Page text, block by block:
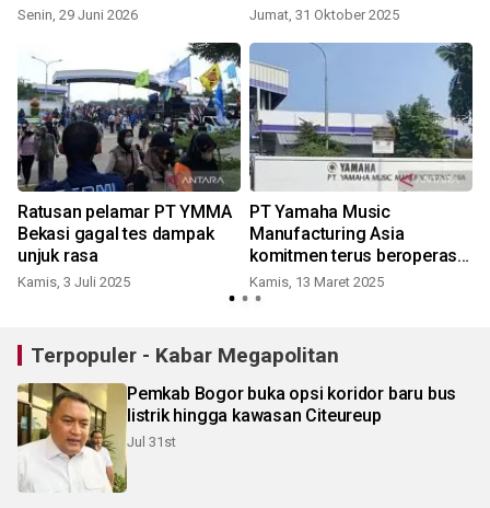
Senin, 29 Juni 2026 Jumat, 31 Oktober 2025
Ratusan pelamar PT YMMA
Bekasi gagal tes dampak
unjuk rasa
Kamis, 3 Juli 2025
PT Yamaha Music
Manufacturing Asia
komitmen terus beroperasi
secara profesional
Kamis, 13 Maret 2025
Terpopuler - Kabar Megapolitan
Pemkab Bogor buka opsi koridor baru bus
listrik hingga kawasan Citeureup
Jul 31st